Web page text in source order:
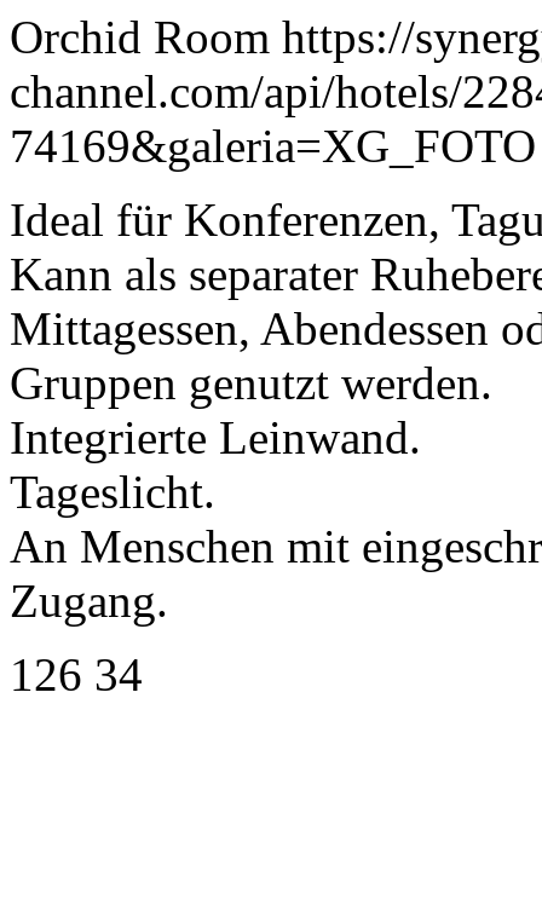
Orchid Room https://
channel.com/api/hotels/
Ideal für Konferenzen,
Kann als separater
Mittagessen, Abendessen
Gruppen genutzt werden.
Integrierte Leinwand.
Tageslicht.
An Menschen mit
Zugang.
126 34